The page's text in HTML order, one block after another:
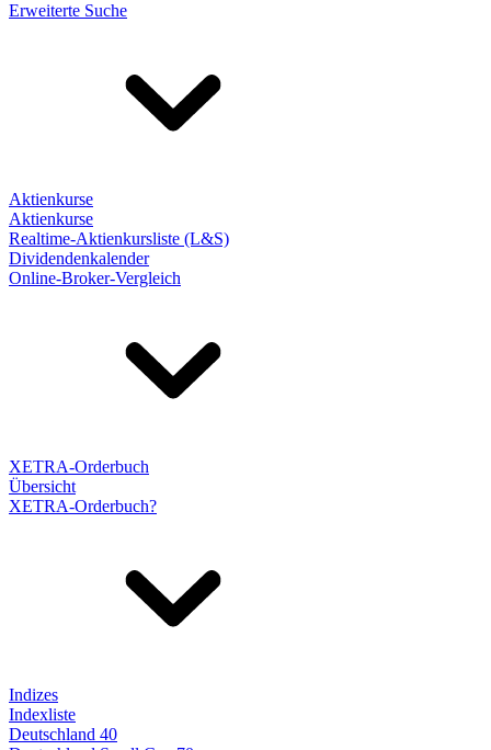
Erweiterte Suche
Aktienkurse
Aktienkurse
Realtime-Aktienkursliste (L&S)
Dividendenkalender
Online-Broker-Vergleich
XETRA-Orderbuch
Übersicht
XETRA-Orderbuch?
Indizes
Indexliste
Deutschland 40